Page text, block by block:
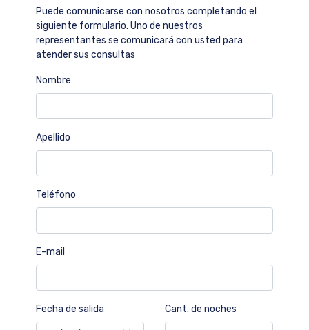
Puede comunicarse con nosotros completando el
siguiente formulario. Uno de nuestros
representantes se comunicará con usted para
atender sus consultas
Nombre
Apellido
Teléfono
E-mail
Fecha de salida Cant. de noches